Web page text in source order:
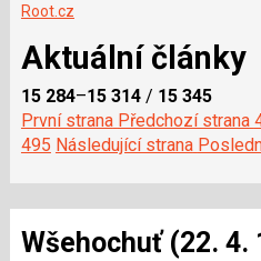
Root.cz
Aktuální články
15 284–15 314/ 15 345
První strana Předchozí strana
495 Následující strana
Wšehochuť (22. 4.